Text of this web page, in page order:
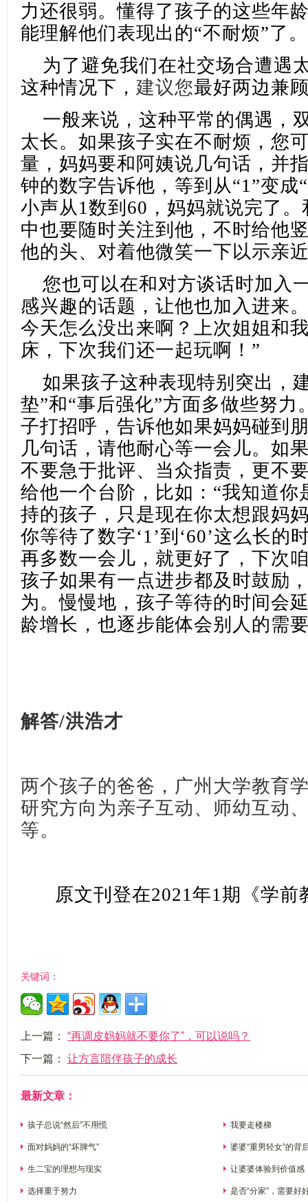
力还很弱。懂得了孩子的这些年
能理解他们表现出的“不耐烦”了。
为了避免我们在社交场合遭遇
这种情况下， 建议您最好两边兼
一般来说，这种平常的偶遇，
太长。如果孩子实在不耐烦，您
量，妈妈要和阿姨说几句话，并
钟的数字告诉他，等到从“1”变成
小声从1数到60，妈妈就说完了
中也要随时关注到他，不时给他
他的头、对着他微笑一下以示亲
您也可以在和对方谈话时加入
感兴趣的话题，让他也加入进来
今天怎么没出来啊？上次姐姐和
床，下次我们还一起玩啊！”
如果孩子这种表现特别突出，
垫”和“事后强化”方面多做些努力
子打招呼，告诉他如果妈妈碰到
几句话，请他耐心等一会儿。如
不要急于批评、当众指责，更不
给他一个台阶，比如 ： “我知道你
持的孩子， 只是现在你太想跟妈
你等待了数字‘1’到‘60’这么长的
再多数一会儿， 就更好了，下次
孩子如果有一点进步都及时鼓励
为。慢慢地，孩子等待的时间会
龄增长，也逐步能体会别人的需
解答/洪浩才
两个孩子的爸爸，广州大学教育
研究方向为亲子互动、师幼互动
等。
原文刊登在2021年1期《学前
关键词：
上一篇： “再调皮妈妈就不要你了”，可以说吗？
下一篇： 让方言陪伴孩子的成长
最新文章：
孩子总说“然后”不用慌 我要走楼梯
面对妈妈的“坏脾气” 婆婆“重男轻女”的背
生二宝的理想与现实 让婆婆体验到价值感
选择重于努力 是否“分家”，需要好